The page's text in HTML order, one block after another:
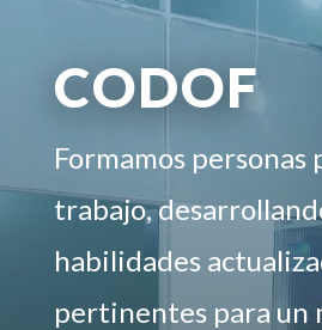
CODOF
Formamos personas
trabajo,
habilidades
pertinentes para un